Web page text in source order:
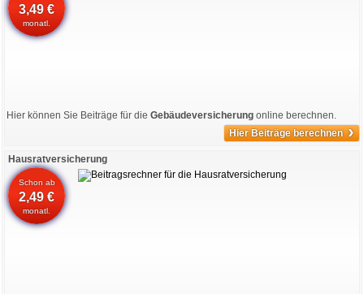
3,49 €
monatl.
Hier können Sie Beiträge für die Gebäudeversicherung online berechnen.
Hier Beiträge berechnen ›
Hausratversicherung
Schon ab
2,49 €
monatl.